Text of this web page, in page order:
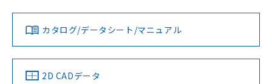
ダウンロードデータをご利用いただく前に、以下を必ずお読
みください。
ソフトウェアの使用条件
対応済み
中国 RoHS 注意事項・凡例
LR型式承認
（イギリス
船舶規格）
DNV型式承認
（ノルウェー
BV型式承認
（フランス
KR型式
（韓国
カタログ/データシート/マニュアル
2D CADデータ